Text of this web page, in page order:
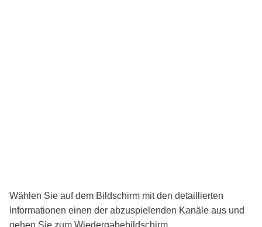
Wählen Sie auf dem Bildschirm mit den detaillierten
Informationen einen der abzuspielenden Kanäle aus und
gehen Sie zum Wiedergabebildschirm.